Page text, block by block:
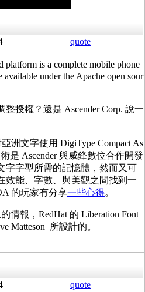
quote
is a complete mobile phone
under the Apache open sour
授權？還是 Ascender Corp. 說一
洲文字使用 DigiType Compact As
是 Ascender 與威鋒數位合作開發
字字型所需的記憶體，然而又可
效能、字數、與美觀之間找到一
的玩家有分享一些心得。
情報，RedHat 的 Liberation Font
Matteson 所設計的。
quote